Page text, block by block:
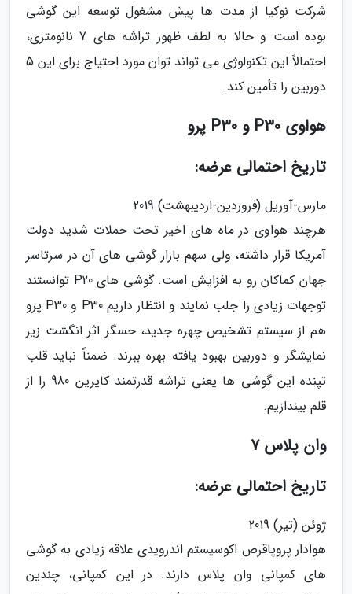
شرکت نوکیا از مدت ها پیش مشغول توسعه این گوشی
بوده است و حالا به لطف ظهور تراشه های 7 نانومتری،
احتمالاً این تکنولوژی می تواند توان مورد احتیاج برای این 5
دوربین را تأمین کند.
هواوی P30 و P30 پرو
تاریخ احتمالی عرضه:
مارس-آوریل (فروردین-اردیبهشت) 2019
هرچند هواوی در ماه های اخیر تحت حملات شدید دولت
آمریکا قرار داشته، ولی سهم بازار گوشی های آن در سرتاسر
جهان کماکان رو به افزایش است. گوشی های P20 توانستند
توجهات زیادی را جلب نمایند و انتظار داریم P30 و P30 پرو
هم از سیستم تشخیص چهره جدید، حسگر اثر انگشت زیر
نمایشگر و دوربین بهبود یافته بهره ببرند. ضمناً نباید قلب
تپنده این گوشی ها یعنی تراشه قدرتمند کایرین 980 را از
قلم بیندازیم.
وان پلاس 7
تاریخ احتمالی عرضه:
ژوئن (تیر) 2019
هوادار پروپاقرص اکوسیستم اندرویدی علاقه زیادی به گوشی
های کمپانی وان پلاس دارند. در این کمپانی، چندین